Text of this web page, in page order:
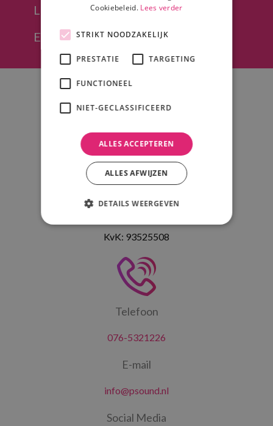
Levering in heel NL mogelijk
Eenvoudig offerte opvragen
Adres
Psound, PRO Sound & Light B.V.
Korte Bunder 5
4741 TV Hoeven
KvK: 93525508
Telefoon
076-5321226
E-mail
info@psound.nl
Social Media
Cookiebeleid. Lees verder
STRIKT NOODZAKELIJK
PRESTATIE TARGETING
FUNCTIONEEL
NIET-GECLASSIFICEERD
ALLES ACCEPTEREN
ALLES AFWIJZEN
DETAILS WEERGEVEN